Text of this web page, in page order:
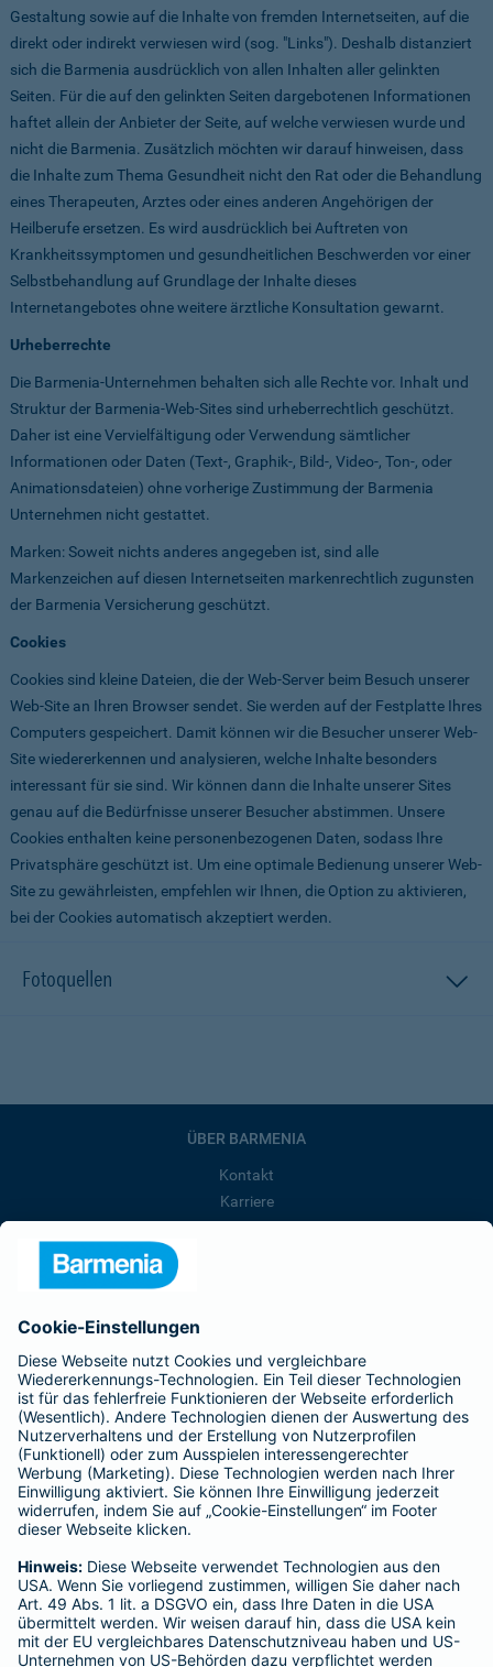
Gestaltung sowie auf die Inhalte von fremden Internetseiten, auf die
direkt oder indirekt verwiesen wird (sog. "Links"). Deshalb distanziert
sich die Barmenia ausdrücklich von allen Inhalten aller gelinkten
Seiten. Für die auf den gelinkten Seiten dargebotenen Informationen
haftet allein der Anbieter der Seite, auf welche verwiesen wurde und
nicht die Barmenia. Zusätzlich möchten wir darauf hinweisen, dass
die Inhalte zum Thema Gesundheit nicht den Rat oder die Behandlung
eines Therapeuten, Arztes oder eines anderen Angehörigen der
Heilberufe ersetzen. Es wird ausdrücklich bei Auftreten von
Krankheitssymptomen und gesundheitlichen Beschwerden vor einer
Selbstbehandlung auf Grundlage der Inhalte dieses
Internetangebotes ohne weitere ärztliche Konsultation gewarnt.
Urheberrechte
Die Barmenia-Unternehmen behalten sich alle Rechte vor. Inhalt und
Struktur der Barmenia-Web-Sites sind urheberrechtlich geschützt.
Daher ist eine Vervielfältigung oder Verwendung sämtlicher
Informationen oder Daten (Text-, Graphik-, Bild-, Video-, Ton-, oder
Animationsdateien) ohne vorherige Zustimmung der Barmenia
Unternehmen nicht gestattet.
Marken: Soweit nichts anderes angegeben ist, sind alle
Markenzeichen auf diesen Internetseiten markenrechtlich zugunsten
der Barmenia Versicherung geschützt.
Cookies
Cookies sind kleine Dateien, die der Web-Server beim Besuch unserer
Web-Site an Ihren Browser sendet. Sie werden auf der Festplatte Ihres
Computers gespeichert. Damit können wir die Besucher unserer Web-
Site wiedererkennen und analysieren, welche Inhalte besonders
interessant für sie sind. Wir können dann die Inhalte unserer Sites
genau auf die Bedürfnisse unserer Besucher abstimmen. Unsere
Cookies enthalten keine personenbezogenen Daten, sodass Ihre
Privatsphäre geschützt ist. Um eine optimale Bedienung unserer Web-
Site zu gewährleisten, empfehlen wir Ihnen, die Option zu aktivieren,
bei der Cookies automatisch akzeptiert werden.
Fotoquellen
ÜBER BARMENIA
Kontakt
Karriere
Barmenia ist Teil der BarmeniaGothaer
BELIEBTE SEITEN
Kranken-Zusatzversicherung
Tierversicherungen
Haftpflichtversicherung
Hausratversicherung
Adresse ändern
Schaden melden
Kilometerstandsmeldung
Serviceübersicht